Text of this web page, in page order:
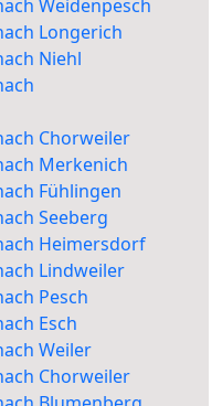
Weidenpesch
Longerich
Niehl
Chorweiler
Merkenich
Fühlingen
Seeberg
Heimersdorf
Lindweiler
Pesch
Esch
Weiler
Chorweiler